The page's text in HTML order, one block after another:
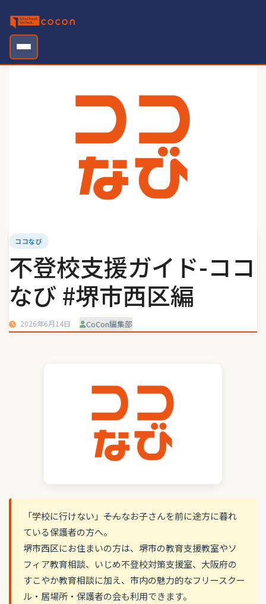
content
ココなび
不登校支援ガイド-ココ
なび #堺市西区編
2026年6月14日 CoCon編集部
「学校に行けない」――そんなお子さんを前に途方に暮れ
ている保護者の方へ。
堺市西区にお住まいの方は、堺市の教育支援教室やソ
フィア教育相談、いじめ不登校対策支援室、大阪府の
すこやか教育相談に加え、市内の魅力的なフリースクー
ル・居場所・保護者の会も利用できます。